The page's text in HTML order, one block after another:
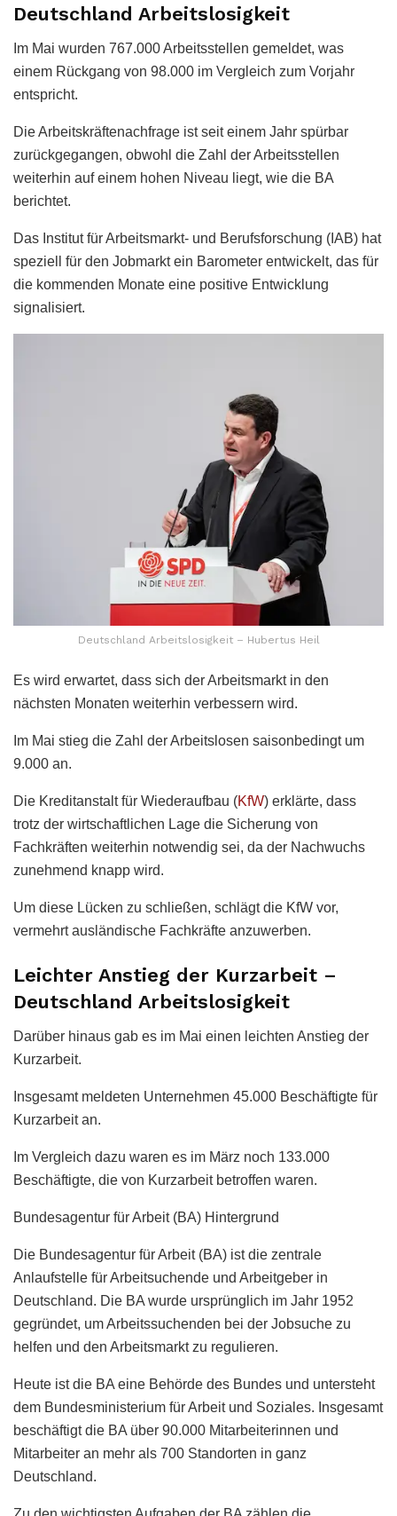
Deutschland Arbeitslosigkeit
Im Mai wurden 767.000 Arbeitsstellen gemeldet, was
einem Rückgang von 98.000 im Vergleich zum Vorjahr
entspricht.
Die Arbeitskräftenachfrage ist seit einem Jahr spürbar
zurückgegangen, obwohl die Zahl der Arbeitsstellen
weiterhin auf einem hohen Niveau liegt, wie die BA
berichtet.
Das Institut für Arbeitsmarkt- und Berufsforschung (IAB) hat
speziell für den Jobmarkt ein Barometer entwickelt, das für
die kommenden Monate eine positive Entwicklung
signalisiert.
Deutschland Arbeitslosigkeit – Hubertus Heil
Es wird erwartet, dass sich der Arbeitsmarkt in den
nächsten Monaten weiterhin verbessern wird.
Im Mai stieg die Zahl der Arbeitslosen saisonbedingt um
9.000 an.
Die Kreditanstalt für Wiederaufbau (KfW) erklärte, dass
trotz der wirtschaftlichen Lage die Sicherung von
Fachkräften weiterhin notwendig sei, da der Nachwuchs
zunehmend knapp wird.
Um diese Lücken zu schließen, schlägt die KfW vor,
vermehrt ausländische Fachkräfte anzuwerben.
Leichter Anstieg der Kurzarbeit –
Deutschland Arbeitslosigkeit
Darüber hinaus gab es im Mai einen leichten Anstieg der
Kurzarbeit.
Insgesamt meldeten Unternehmen 45.000 Beschäftigte für
Kurzarbeit an.
Im Vergleich dazu waren es im März noch 133.000
Beschäftigte, die von Kurzarbeit betroffen waren.
Bundesagentur für Arbeit (BA) Hintergrund
Die Bundesagentur für Arbeit (BA) ist die zentrale
Anlaufstelle für Arbeitsuchende und Arbeitgeber in
Deutschland. Die BA wurde ursprünglich im Jahr 1952
gegründet, um Arbeitssuchenden bei der Jobsuche zu
helfen und den Arbeitsmarkt zu regulieren.
Heute ist die BA eine Behörde des Bundes und untersteht
dem Bundesministerium für Arbeit und Soziales. Insgesamt
beschäftigt die BA über 90.000 Mitarbeiterinnen und
Mitarbeiter an mehr als 700 Standorten in ganz
Deutschland.